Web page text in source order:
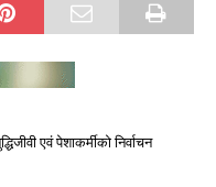
एवं पेशाकर्मीको निर्वाचन